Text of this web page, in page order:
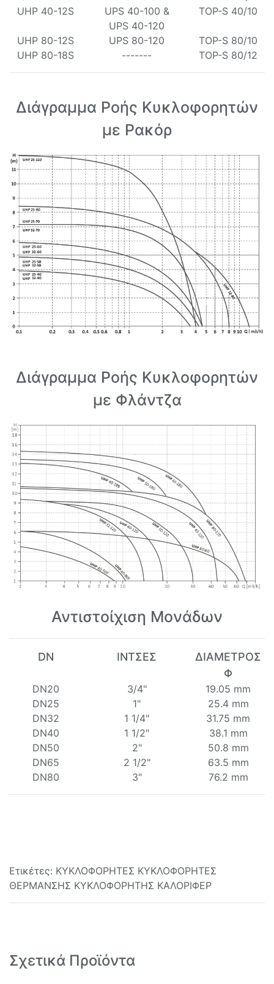
UHP 40-12S
UPS 40-100 &
UPS 40-120
TOP-S 40/10
UHP 80-12S UPS 80-120
TOP-S 80/10
UHP 80-18S
------- TOP-S 80/12
Διάγραμμα Ροής Κυκλοφορητών
με Ρακόρ
Διάγραμμα Ροής Κυκλοφορητών
με Φλάντζα
Αντιστοίχιση Μονάδων
DN ΙΝΤΣΕΣ
ΔΙΑΜΕΤΡΟΣ
Φ
DN20 3/4"
19.05 mm
DN25
1"
25.4 mm
DN32
1 1/4"
31.75 mm
DN40
1 1/2"
38.1 mm
DN50
2"
50.8 mm
DN65
2 1/2"
63.5 mm
DN80
3" 76.2 mm
Ετικέτες: ΚΥΚΛΟΦΟΡΗΤΕΣ ΚΥΚΛΟΦΟΡΗΤΕΣ
ΘΕΡΜΑΝΣΗΣ ΚΥΚΛΟΦΟΡΗΤΗΣ ΚΑΛΟΡΙΦΕΡ
Σχετικά Προϊόντα